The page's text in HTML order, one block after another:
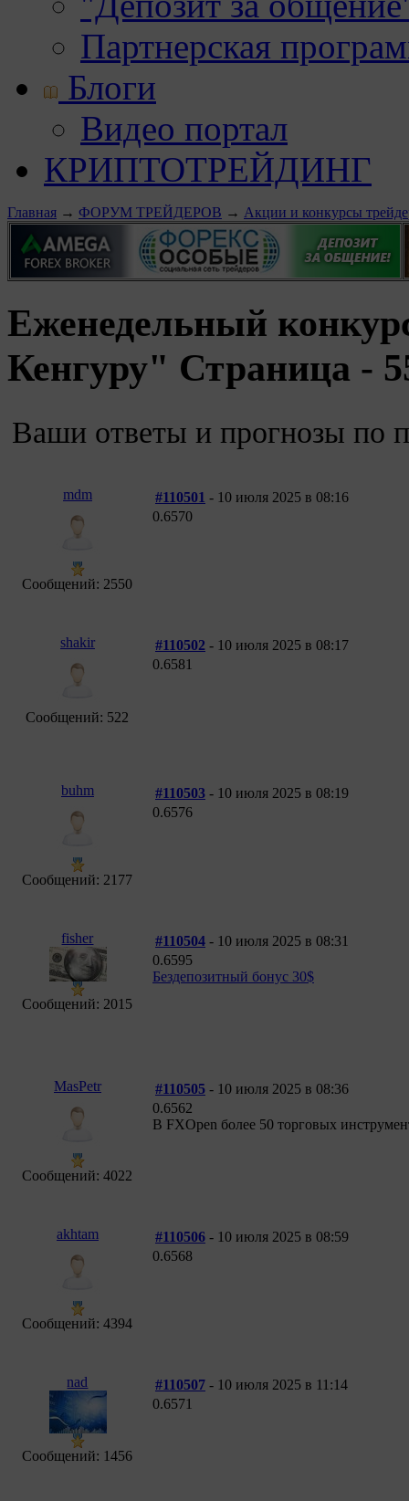
Партнерская
Блоги
Видео портал
КРИПТОТРЕЙДИНГ
Главная → ФОРУМ ТРЕЙДЕРОВ → Акции и конкурсы
Еженедельный
Кенгуру" Страница -
Ваши ответы и прогнозы по
mdm
Сообщений: 2550
#110501 - 10 июля 2025 в 08:16
0.6570
shakir
Сообщений: 522
#110502 - 10 июля 2025 в 08:17
0.6581
buhm
Сообщений: 2177
#110503 - 10 июля 2025 в 08:19
0.6576
fisher
Сообщений: 2015
#110504 - 10 июля 2025 в 08:31
0.6595
Бездепозитный бонус 30$
MasPetr
Сообщений: 4022
#110505 - 10 июля 2025 в 08:36
0.6562
В FXOpen более 50 торговых
akhtam
Сообщений: 4394
#110506 - 10 июля 2025 в 08:59
0.6568
nad
Сообщений: 1456
#110507 - 10 июля 2025 в 11:14
0.6571